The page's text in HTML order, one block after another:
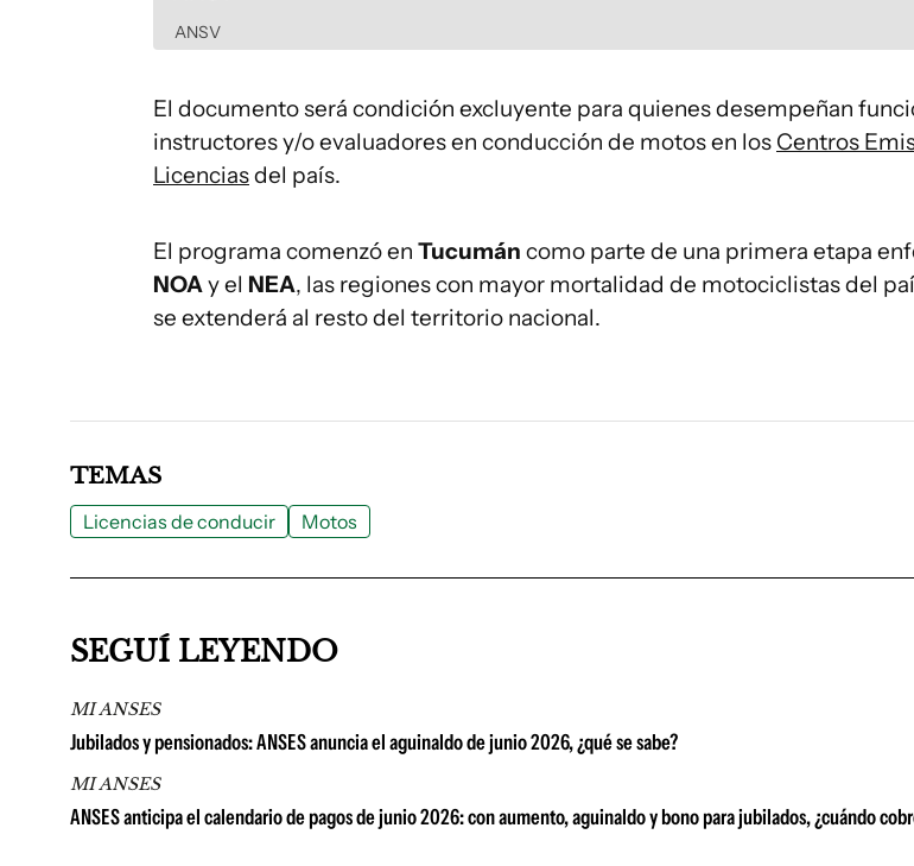
ANSV
El documento será condición excluyente para quienes desempeñan
instructores y/o evaluadores en conducción de motos en los Centros
Licenciasdel país.
El programa comenzó en Tucumán como parte de una primera etapa
NOAy el NEA, las regiones con mayor mortalidad de motociclistas del
se extenderá al resto del territorio nacional.
TEMAS
Licencias de conducir Motos
SEGUÍ LEYENDO
MI ANSES
Jubilados y pensionados: ANSES anuncia el aguinaldo de junio 2026, ¿qué se sabe?
MI ANSES
ANSES anticipa el calendario de pagos de junio 2026: con aumento, aguinaldo y bono para jubilados, ¿cuándo